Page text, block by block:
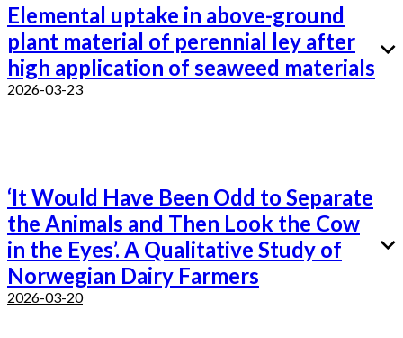
Elemental uptake in above-ground
plant material of perennial ley after
high application of seaweed materials
2026-03-23
‘It Would Have Been Odd to Separate
the Animals and Then Look the Cow
in the Eyes’. A Qualitative Study of
Norwegian Dairy Farmers
2026-03-20